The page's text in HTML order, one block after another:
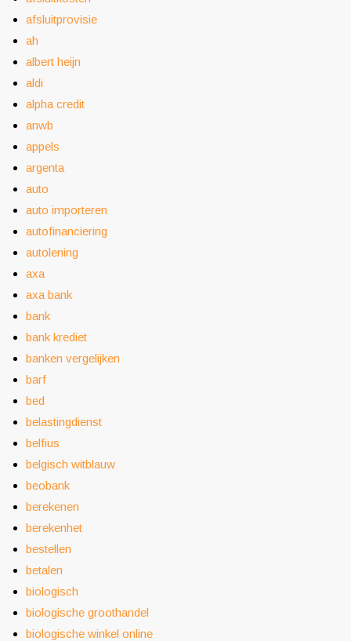
afsluitprovisie
ah
albert heijn
aldi
alpha credit
anwb
appels
argenta
auto
auto importeren
autofinanciering
autolening
axa
axa bank
bank
bank krediet
banken vergelijken
barf
bed
belastingdienst
belfius
belgisch witblauw
beobank
berekenen
berekenhet
bestellen
betalen
biologisch
biologische groothandel
biologische winkel online